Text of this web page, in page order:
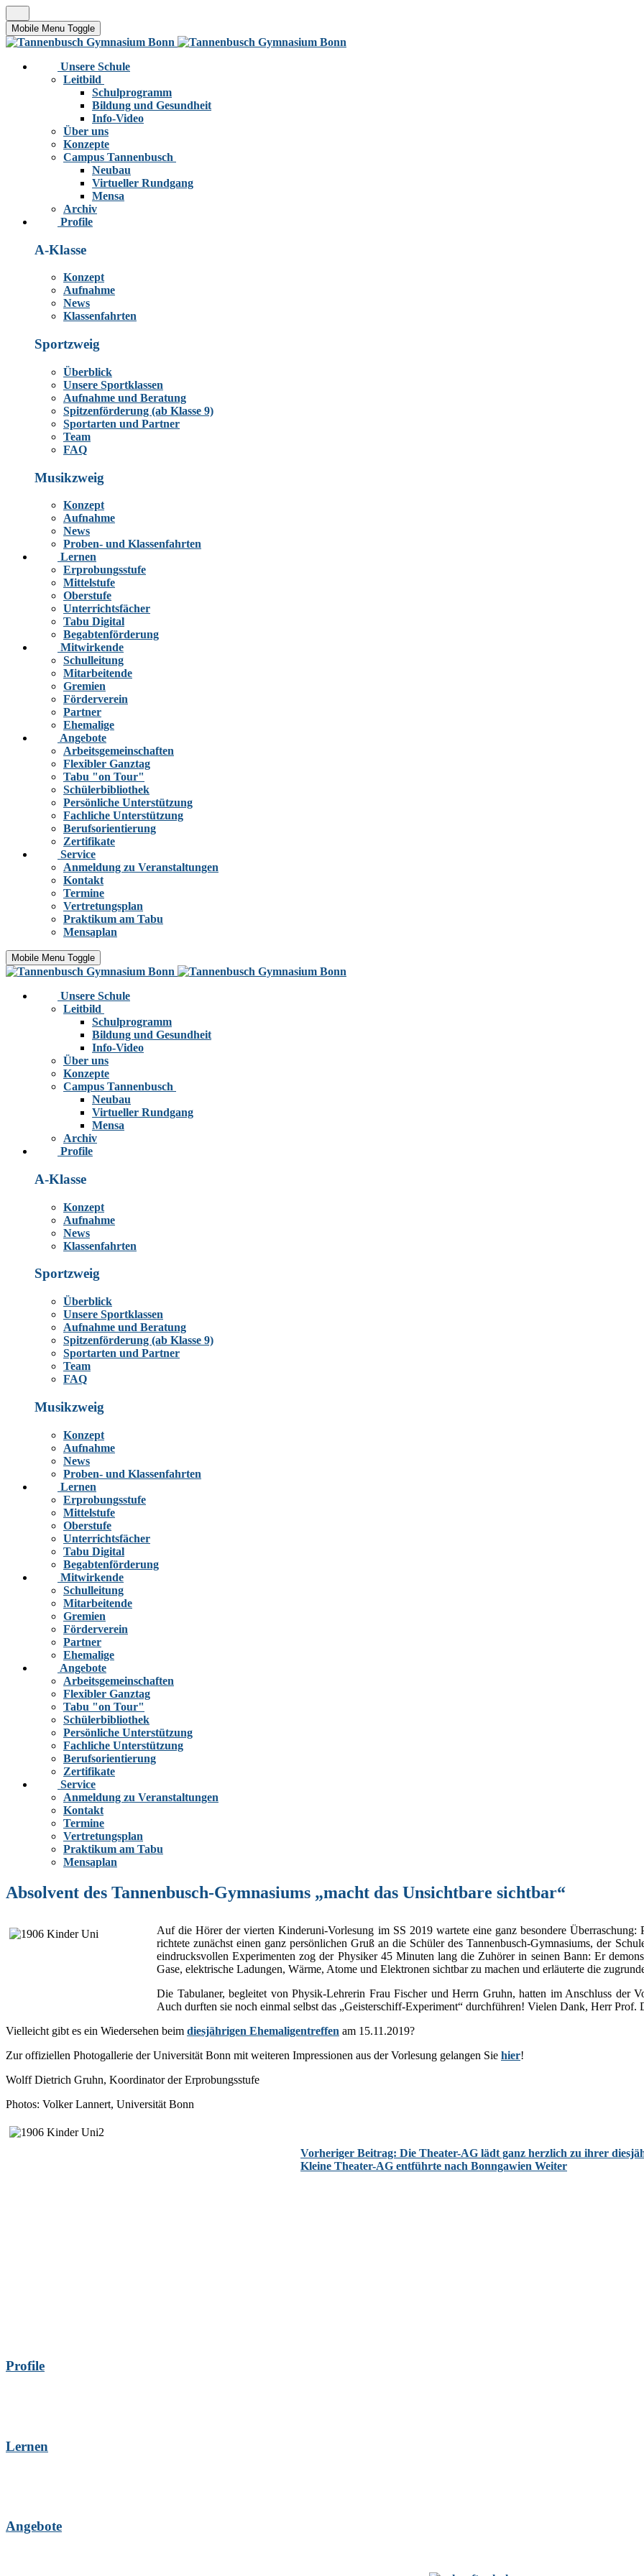
Mobile Menu Toggle
Unsere Schule
Leitbild
Schulprogramm
Bildung und Gesundheit
Info-Video
Über uns
Konzepte
Campus Tannenbusch
Neubau
Virtueller Rundgang
Mensa
Archiv
Profile
A-Klasse
Konzept
Aufnahme
News
Klassenfahrten
Sportzweig
Überblick
Unsere Sportklassen
Aufnahme und Beratung
Spitzenförderung (ab Klasse 9)
Sportarten und Partner
Team
FAQ
Musikzweig
Konzept
Aufnahme
News
Proben- und Klassenfahrten
Lernen
Erprobungsstufe
Mittelstufe
Oberstufe
Unterrichtsfächer
Tabu Digital
Begabtenförderung
Mitwirkende
Schulleitung
Mitarbeitende
Gremien
Förderverein
Partner
Ehemalige
Angebote
Arbeitsgemeinschaften
Flexibler Ganztag
Tabu "on Tour"
Schülerbibliothek
Persönliche Unterstützung
Fachliche Unterstützung
Berufsorientierung
Zertifikate
Service
Anmeldung zu Veranstaltungen
Kontakt
Termine
Vertretungsplan
Praktikum am Tabu
Mensaplan
Mobile Menu Toggle
Unsere Schule
Leitbild
Schulprogramm
Bildung und Gesundheit
Info-Video
Über uns
Konzepte
Campus Tannenbusch
Neubau
Virtueller Rundgang
Mensa
Archiv
Profile
A-Klasse
Konzept
Aufnahme
News
Klassenfahrten
Sportzweig
Überblick
Unsere Sportklassen
Aufnahme und Beratung
Spitzenförderung (ab Klasse 9)
Sportarten und Partner
Team
FAQ
Musikzweig
Konzept
Aufnahme
News
Proben- und Klassenfahrten
Lernen
Erprobungsstufe
Mittelstufe
Oberstufe
Unterrichtsfächer
Tabu Digital
Begabtenförderung
Mitwirkende
Schulleitung
Mitarbeitende
Gremien
Förderverein
Partner
Ehemalige
Angebote
Arbeitsgemeinschaften
Flexibler Ganztag
Tabu "on Tour"
Schülerbibliothek
Persönliche Unterstützung
Fachliche Unterstützung
Berufsorientierung
Zertifikate
Service
Anmeldung zu Veranstaltungen
Kontakt
Termine
Vertretungsplan
Praktikum am Tabu
Mensaplan
Absolvent des Tannenbusch-Gymnasiums „macht das Unsichtbare sichtbar“
Auf die Hörer der vierten Kinderuni-Vorlesung im SS 2019 wartete eine ganz besondere
richtete zunächst einen ganz persönlichen Gruß an die Schüler des Tannenbusch-Gymnasiums, der
eindrucksvollen Experimenten zog der Physiker 45 Minuten lang die Zuhörer in seinen Bann: Er
Gase, elektrische Ladungen, Wärme, Atome und Elektronen sichtbar zu machen und erläuterte die
Die Tabulaner, begleitet von Physik-Lehrerin Frau Fischer und Herrn Gruhn, hatten im Anschluss der
Auch durften sie noch einmal selbst das „Geisterschiff-Experiment“ durchführen! Vielen Dank, Herr Prof.
Vielleicht gibt es ein Wiedersehen beim diesjährigen Ehemaligentreffen am 15.11.2019?
Zur offiziellen Photogallerie der Universität Bonn mit weiteren Impressionen aus der Vorlesung gelangen Sie hier!
Wolff Dietrich Gruhn, Koordinator der Erprobungsstufe
Photos: Volker Lannert, Universität Bonn
Vorheriger Beitrag: Die Theater-AG lädt ganz herzlich zu ihrer
Kleine Theater-AG entführte nach Bonngawien Weiter
Profile
Lernen
Angebote